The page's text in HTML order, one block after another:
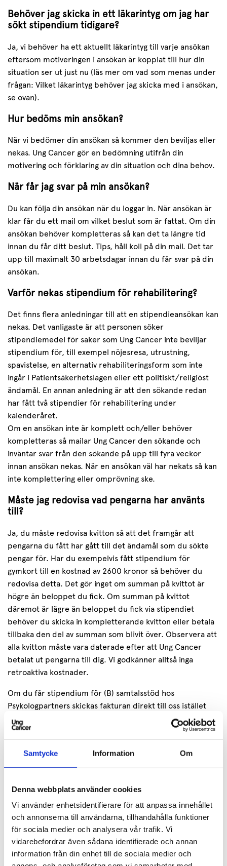
Samtycke Information Om
Denna webbplats använder cookies
Vi använder enhetsidentifierare för att anpassa innehållet
och annonserna till användarna, tillhandahålla funktioner
för sociala medier och analysera vår trafik. Vi
vidarebefordrar även sådana identifierade och annan
information från din enhet till de sociala medier och
Behöver jag skicka in ett läkarintyg om jag har
sökt stipendium tidigare?
Ja, vi behöver ha ett aktuellt läkarintyg till varje ansökan
eftersom motiveringen i ansökan är kopplat till hur din
situation ser ut just nu (läs mer om vad som menas under
frågan: Vilket läkarintyg behöver jag skicka med i ansökan,
se ovan).
Hur bedöms min ansökan?
När vi bedömer din ansökan så kommer den beviljas eller
nekas. Ung Cancer gör en bedömning utifrån din
motivering och förklaring av din situation och dina behov.
När får jag svar på min ansökan?
Du kan följa din ansökan när du loggar in. När ansökan är
klar får du ett mail om vilket beslut som är fattat. Om din
ansökan behöver kompletteras så kan det ta längre tid
innan du får ditt beslut. Tips, håll koll på din mail. Det tar
upp till maximalt 30 arbetsdagar innan du får svar på din
ansökan.
Varför nekas stipendium för rehabilitering?
Det finns flera anledningar till att en stipendieansökan kan
nekas. Det vanligaste är att personen söker
stipendiemedel för saker som Ung Cancer inte beviljar
stipendium för, till exempel nöjesresa, utrustning,
spavistelse, en alternativ rehabiliteringsform som inte
ingår i Patientsäkerhetslagen eller ett politiskt/religiöst
ändamål. En annan anledning är att den sökande redan
har fått två stipendier för rehabilitering under
kalenderåret.
Om en ansökan inte är komplett och/eller behöver
kompletteras så mailar Ung Cancer den sökande och
inväntar svar från den sökande på upp till fyra veckor
innan ansökan nekas. När en ansökan väl har nekats så kan
inte komplettering eller omprövning ske.
Måste jag redovisa vad pengarna har använts
till?
Ja, du måste redovisa kvitton så att det framgår att
pengarna du fått har gått till det ändamål som du sökte
pengar för. Har du exempelvis fått stipendium för
gymkort till en kostnad av 2600 kronor så behöver du
redovisa detta. Det gör inget om summan på kvittot är
högre än beloppet du fick. Om summan på kvittot
däremot är lägre än beloppet du fick via stipendiet
behöver du skicka in kompletterande kvitton eller betala
tillbaka den del av summan som blivit över. Observera att
alla kvitton måste vara daterade efter att Ung Cancer
betalat ut pengarna till dig. Vi godkänner alltså inga
retroaktiva kostnader.
Om du får stipendium för (B) samtalsstöd hos
Psykologpartners skickas fakturan direkt till oss istället
och inga pengar betalas ut. Då behöver du inte heller
skicka in några kvitton eller annan form av redovisning.
Hur redovisar jag kvitton?
inte har möjlighet att ladda upp dina kvitton digitalt kan
Ung Cancer
Norra Allégatan 7
413 01 Göteborg